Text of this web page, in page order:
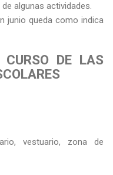
algunas actividades.
junio queda como indica
DE LAS
vestuario, zona de